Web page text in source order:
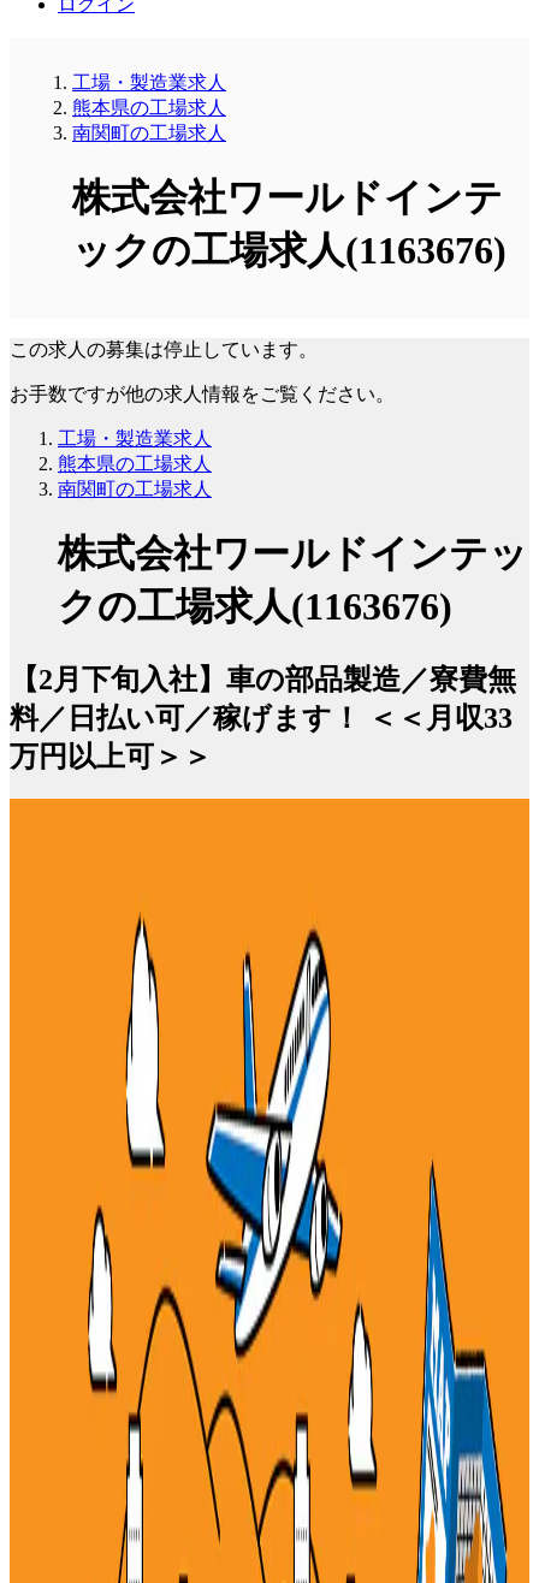
工場・製造業求人
熊本県の工場求人
南関町の工場求人
株式会社ワールドインテ
ックの工場求人(1163676)
この求人の募集は停止しています。
お手数ですが他の求人情報をご覧ください。
工場・製造業求人
熊本県の工場求人
南関町の工場求人
株式会社ワールドインテッ
クの工場求人(1163676)
【2月下旬入社】車の部品製造／寮費無
料／日払い可／稼げます！ ＜＜月収33
万円以上可＞＞